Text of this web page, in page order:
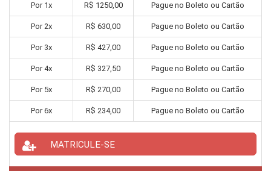
Por 1x R$ 1250,00 Pague no Boleto ou Cartão
Por2x R$ 630,00 Pague no Boleto ou Cartão
Por 3x R$ 427,00 Pague no Boleto ou Cartão
Por4x R$ 327,50 Pague no Boleto ou Cartão
Por 5x R$ 270,00 Pague no Boleto ou Cartão
Por6x R$ 234,00 Pague no Boleto ou Cartão
MATRICULE-SE